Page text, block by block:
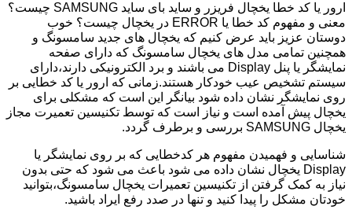
ارور یا کد خطا یخچال فریزر و ساید بای ساید SAMSUNG چیست؟
معنی و مفهوم کد خطا یا ERROR در یخچال چیست؟ خوب
دوستان عزیز باید عرض کنیم که یخچال های جدید سامسونگ و
همچنین تمامی مدل های یخچال سامسونگ که دارای صفحه
نمایشگر یا پنل Display می باشند و برد الکترونیکی دارند،دارای
سیستم تشخیص عیب خودکار هستند.زمانی که ارور یا کد خطایی بر
روی نمایشگر نشان داده شود بیانگر این است که مشکلی برای
یخچال پیش آمده است و نیاز است که توسط تکنیسین تعمیرت مجاز
یخچال SAMSUNG بررسی و برطرف گردد.
شناسایی و فهمیدن مفهوم هر کدخطایی که بر روی نمایشگر یا
Display یخچال نشان داده می شود باعث می شود که حتی بدون
نیاز به کمک گرفتن از تکنیسین تعمیرات یخچال سامسونگ،بتوانید
خودتان مشکل را پیدا کنید و تنها در صدد رفع ایراد باشید.